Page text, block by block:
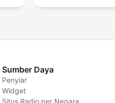
Sumber Daya
Penyiar
Widget
Situs Radio per Negara